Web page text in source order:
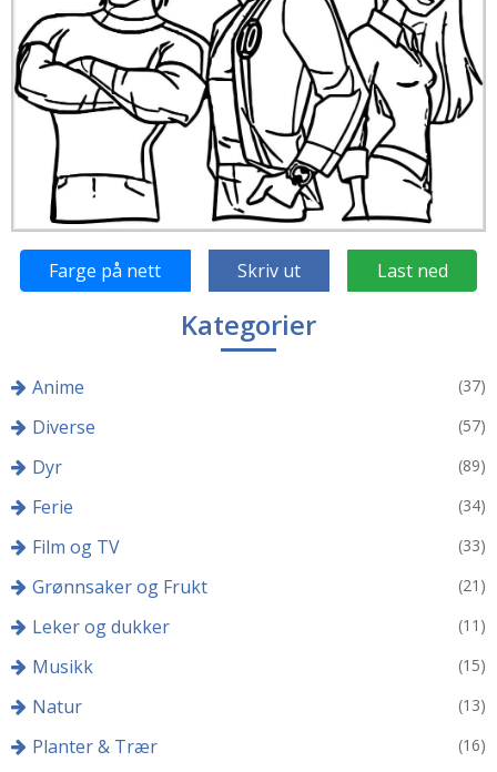
Farge på nett Skriv ut Last ned
Kategorier
Anime (37)
Diverse (57)
Dyr (89)
Ferie (34)
Film og TV (33)
Grønnsaker og Frukt (21)
Leker og dukker (11)
Musikk (15)
Natur (13)
Planter & Trær (16)